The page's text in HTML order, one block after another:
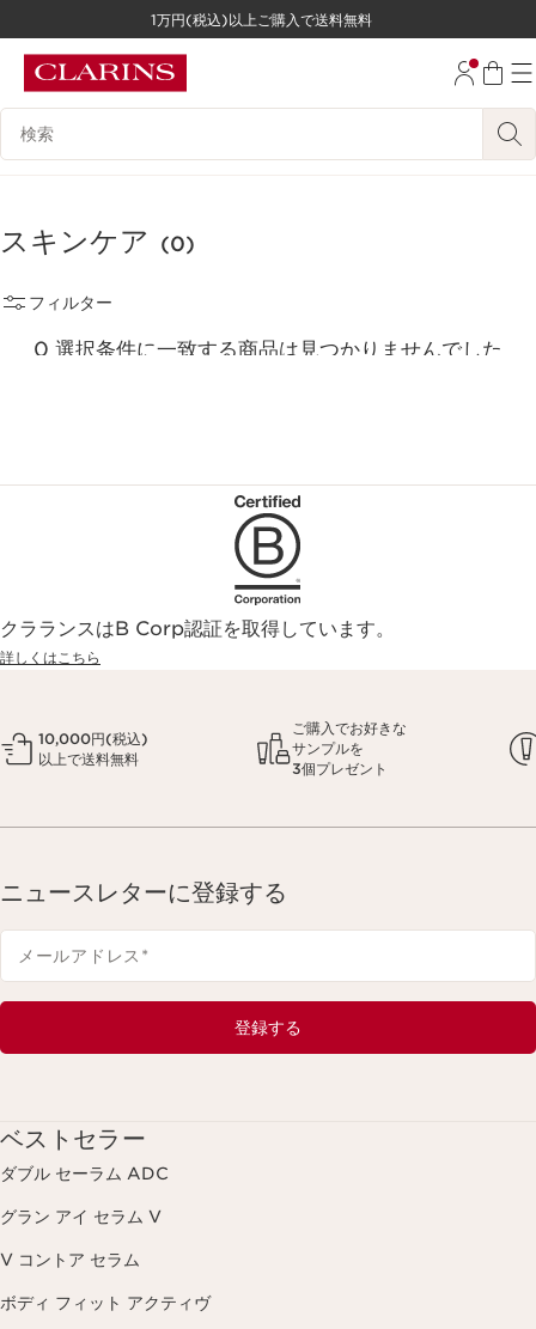
コンテンツへ移動
1万円(税込)以上ご購入で送料無料
検索候補
スキンケア (0)
フィルター
0 選択条件に一致する商品は見つかりませんでした
クラランスはB Corp認証を取得しています。
詳しくはこちら
10,000円(税込)
以上で送料無料
ご購入でお好きな
サンプルを
3個プレゼント
ニュースレターに登録する
メールアドレス *
登録する
ベストセラー
ダブル セーラム ADC
グラン アイ セラム V
V コントア セラム
ボディ フィット アクティヴ